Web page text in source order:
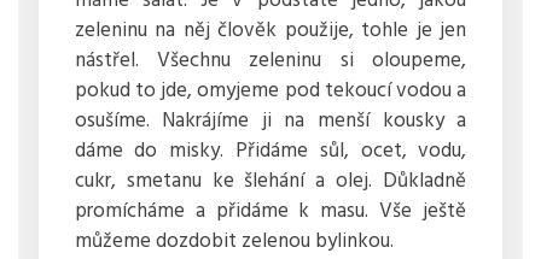
zeleninu na něj člověk použije, tohle je jen
nástřel. Všechnu zeleninu si oloupeme,
pokud to jde, omyjeme pod tekoucí vodou a
osušíme. Nakrájíme ji na menší kousky a
dáme do misky. Přidáme sůl, ocet, vodu,
cukr, smetanu ke šlehání a olej. Důkladně
promícháme a přidáme k masu. Vše ještě
můžeme dozdobit zelenou bylinkou.